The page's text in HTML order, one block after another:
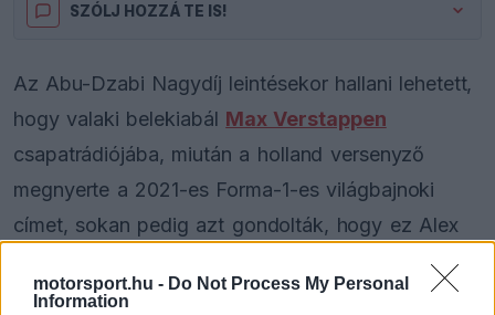
motorsport.hu - Do Not Process My Personal
Information
SZÓLJ HOZZÁ TE IS!
Az Abu-Dzabi Nagydíj leintésekor hallani lehetett,
hogy valaki belekiabál Max Verstappen
csapatrádiójába, miután a holland versenyző
megnyerte a 2021-es Forma-1-es világbajnoki
címet, sokan pedig azt gondolták, hogy ez Alex
tartalékversenyzője volt.